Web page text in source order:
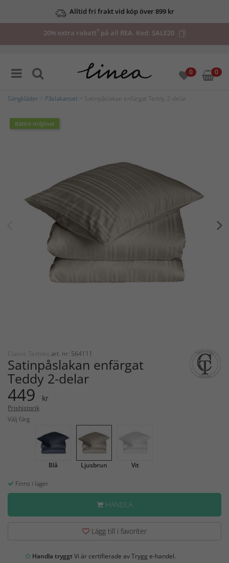
Alltid fri frakt vid köp över 899 kr
20% extra rabatt*på all REA. Kod: SALE20
0 0
Sängkläder Påslakanset > Satinpåslakan enfärgat Teddy 2-delar
Bättre miljöval
Classic Textiles art. nr: 564111
Satinpåslakan enfärgat
Teddy 2-delar
449 kr
Prishistorik
Välj färg
Blå Ljusbrun Vit
Finns i lager
HANDLA
Lägg till i favoriter
Handla tryggtVi är certifierade av Trygg e-handel.